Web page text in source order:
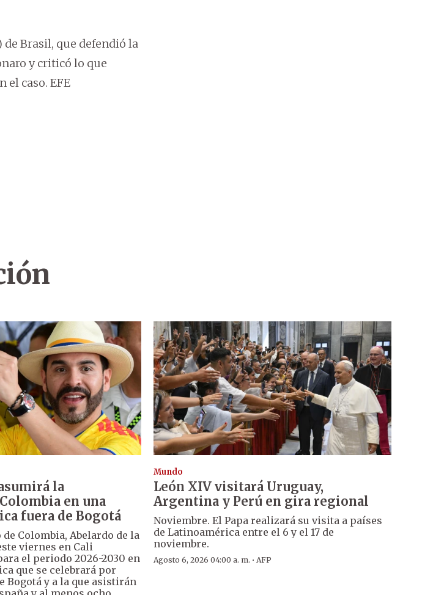
Brasil, que defendió la
y criticó lo que
caso. EFE
la
en una
fuera de Bogotá
Colombia, Abelardo de la
viernes en Cali
el periodo 2026-2030 en
que se celebrará por
Bogotá y a la que asistirán
Mundo
León XIV visitará Uruguay,
Argentina y Perú en gira regional
Noviembre. El Papa realizará su visita a países
de Latinoamérica entre el 6 y el 17 de
noviembre.
Agosto 6, 2026 04:00 a. m. · AFP